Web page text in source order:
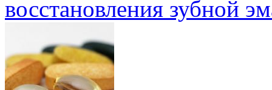
восстановления зубной